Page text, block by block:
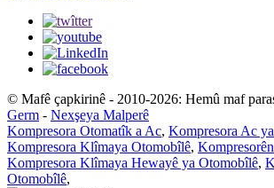
© Mafê çapkirinê - 2010-2026: Hemû maf
Germ - Nexşeya Malperê
Kompresora Otomatîk a Ac, Kompresora Ac
Kompresora Klîmaya Otomobîlê,
Kompresora Klîmaya Hewayê ya Otomobîlê,
Otomobîlê,